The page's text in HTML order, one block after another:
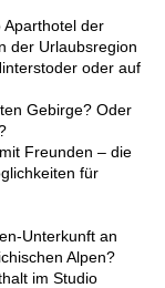
Aparthotel der
der Urlaubsregion
oder auf
Gebirge? Oder
Freunden – die
für
Unterkunft an
Alpen?
im Studio